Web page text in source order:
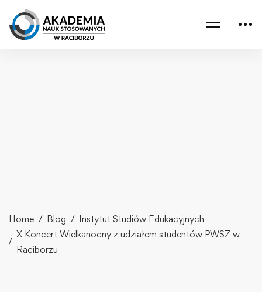
Home Blog
Instytut Studiów Edukacyjnych
X Koncert Wielkanocny z udziałem studentów PWSZ w
Raciborzu